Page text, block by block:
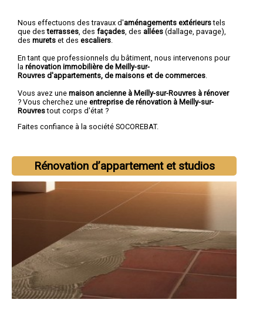
Nous effectuons des travaux d'aménagements extérieurstels
que desterrasses , des façades , des allées (dallage, pavage),
des murets et des escaliers
En tant que professionnels du bâtiment, nous intervenons pour
la rénovation immobilière de Meilly-sur-
Rouvres d'appartements, de maisons et de commerces
Vous avez une maison ancienne à Meilly-sur-Rouvres à rénover
? Vous cherchez une entreprise de rénovation à Meilly-sur-
Rouvrestout corps d'état ?
Faites confiance à la société SOCOREBAT.
Rénovation d’appartement et studios